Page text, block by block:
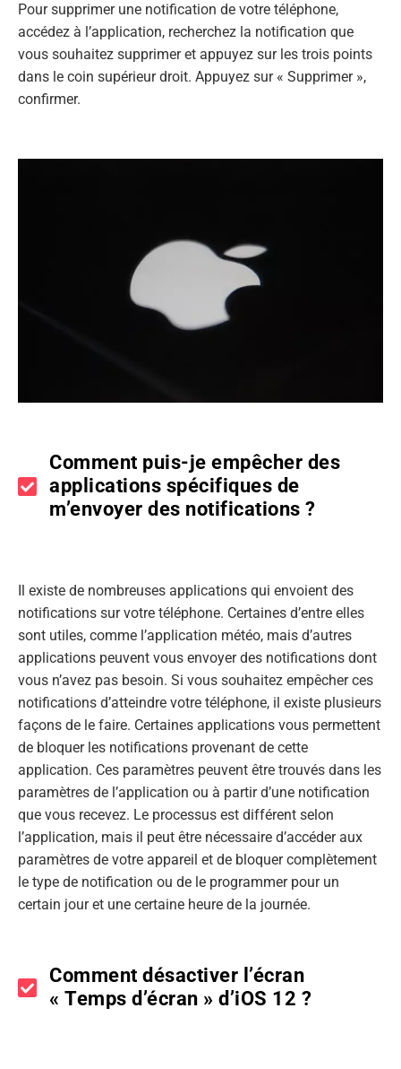
Pour supprimer une notification de votre téléphone,
accédez à l’application, recherchez la notification que
vous souhaitez supprimer et appuyez sur les trois points
dans le coin supérieur droit. Appuyez sur « Supprimer »,
confirmer.
Comment puis-je empêcher des
applications spécifiques de
m’envoyer des notifications ?
Il existe de nombreuses applications qui envoient des
notifications sur votre téléphone. Certaines d’entre elles
sont utiles, comme l’application météo, mais d’autres
applications peuvent vous envoyer des notifications dont
vous n’avez pas besoin. Si vous souhaitez empêcher ces
notifications d’atteindre votre téléphone, il existe plusieurs
façons de le faire. Certaines applications vous permettent
de bloquer les notifications provenant de cette
application. Ces paramètres peuvent être trouvés dans les
paramètres de l’application ou à partir d’une notification
que vous recevez. Le processus est différent selon
l’application, mais il peut être nécessaire d’accéder aux
paramètres de votre appareil et de bloquer complètement
le type de notification ou de le programmer pour un
certain jour et une certaine heure de la journée.
Comment désactiver l’écran
« Temps d’écran » d’iOS 12 ?